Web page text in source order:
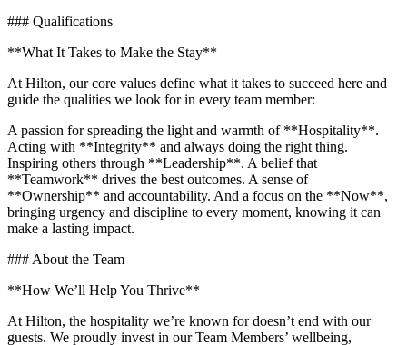
### Qualifications
**What It Takes to Make the Stay**
At Hilton, our core values define what it takes to succeed here and
guide the qualities we look for in every team member:
A passion for spreading the light and warmth of **Hospitality**.
Acting with **Integrity** and always doing the right thing.
Inspiring others through **Leadership**. A belief that
**Teamwork** drives the best outcomes. A sense of
**Ownership** and accountability. And a focus on the **Now**,
bringing urgency and discipline to every moment, knowing it can
make a lasting impact.
### About the Team
**How We’ll Help You Thrive**
At Hilton, the hospitality we’re known for doesn’t end with our
guests. We proudly invest in our Team Members’ wellbeing,